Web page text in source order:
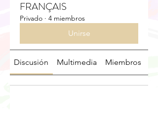
FRANÇAIS
Privado · 4 miembros
Unirse
Discusión Multimedia Miembros